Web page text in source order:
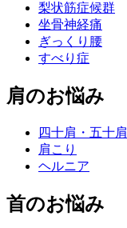
梨状筋症候群
坐骨神経痛
ぎっくり腰
すべり症
肩のお悩み
四十肩・五十肩
肩こり
ヘルニア
首のお悩み